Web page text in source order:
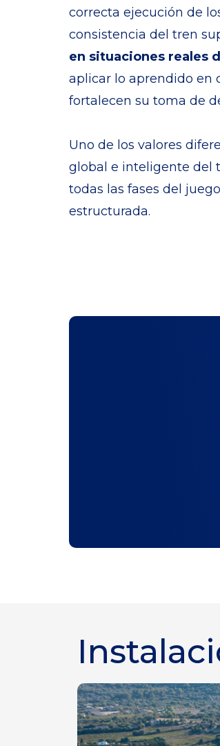
correcta ejecución de
consistencia del tren
en situaciones reales
aplicar lo aprendido en
fortalecen su toma de
Uno de los valores
global e inteligente del
todas las fases del
estructurada.